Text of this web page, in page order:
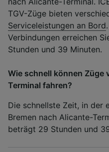
TGV-Züge bieten
Serviceleistungen an Bord
Verbindungen erreichen
Stunden und 39 Minuten.
Wie schnell können Züge
Terminal fahren?
Die schnellste Zeit, in der
Bremen nach Alicante-
beträgt 29 Stunden und